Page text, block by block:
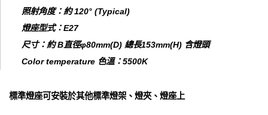
照射角度：約 120° (Typical)
燈座型式：E27
尺寸：約 B直徑φ80mm(D) 總長153mm(H) 含燈頭
Color temperature 色溫：5500K
標準燈座可安裝於其他標準燈架、燈夾、燈座上